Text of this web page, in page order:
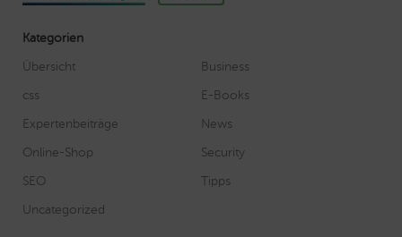
Kategorien
Übersicht
Business
css
E-Books
Expertenbeiträge
News
Online-Shop
Security
SEO
Tipps
Uncategorized